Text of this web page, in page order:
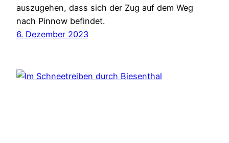
auszugehen, dass sich der Zug auf dem Weg
nach Pinnow befindet.
6. Dezember 2023